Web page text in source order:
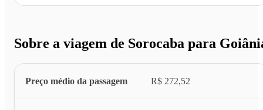
Sobre a viagem de Sorocaba para
Preço médio da passagem R$ 272,52